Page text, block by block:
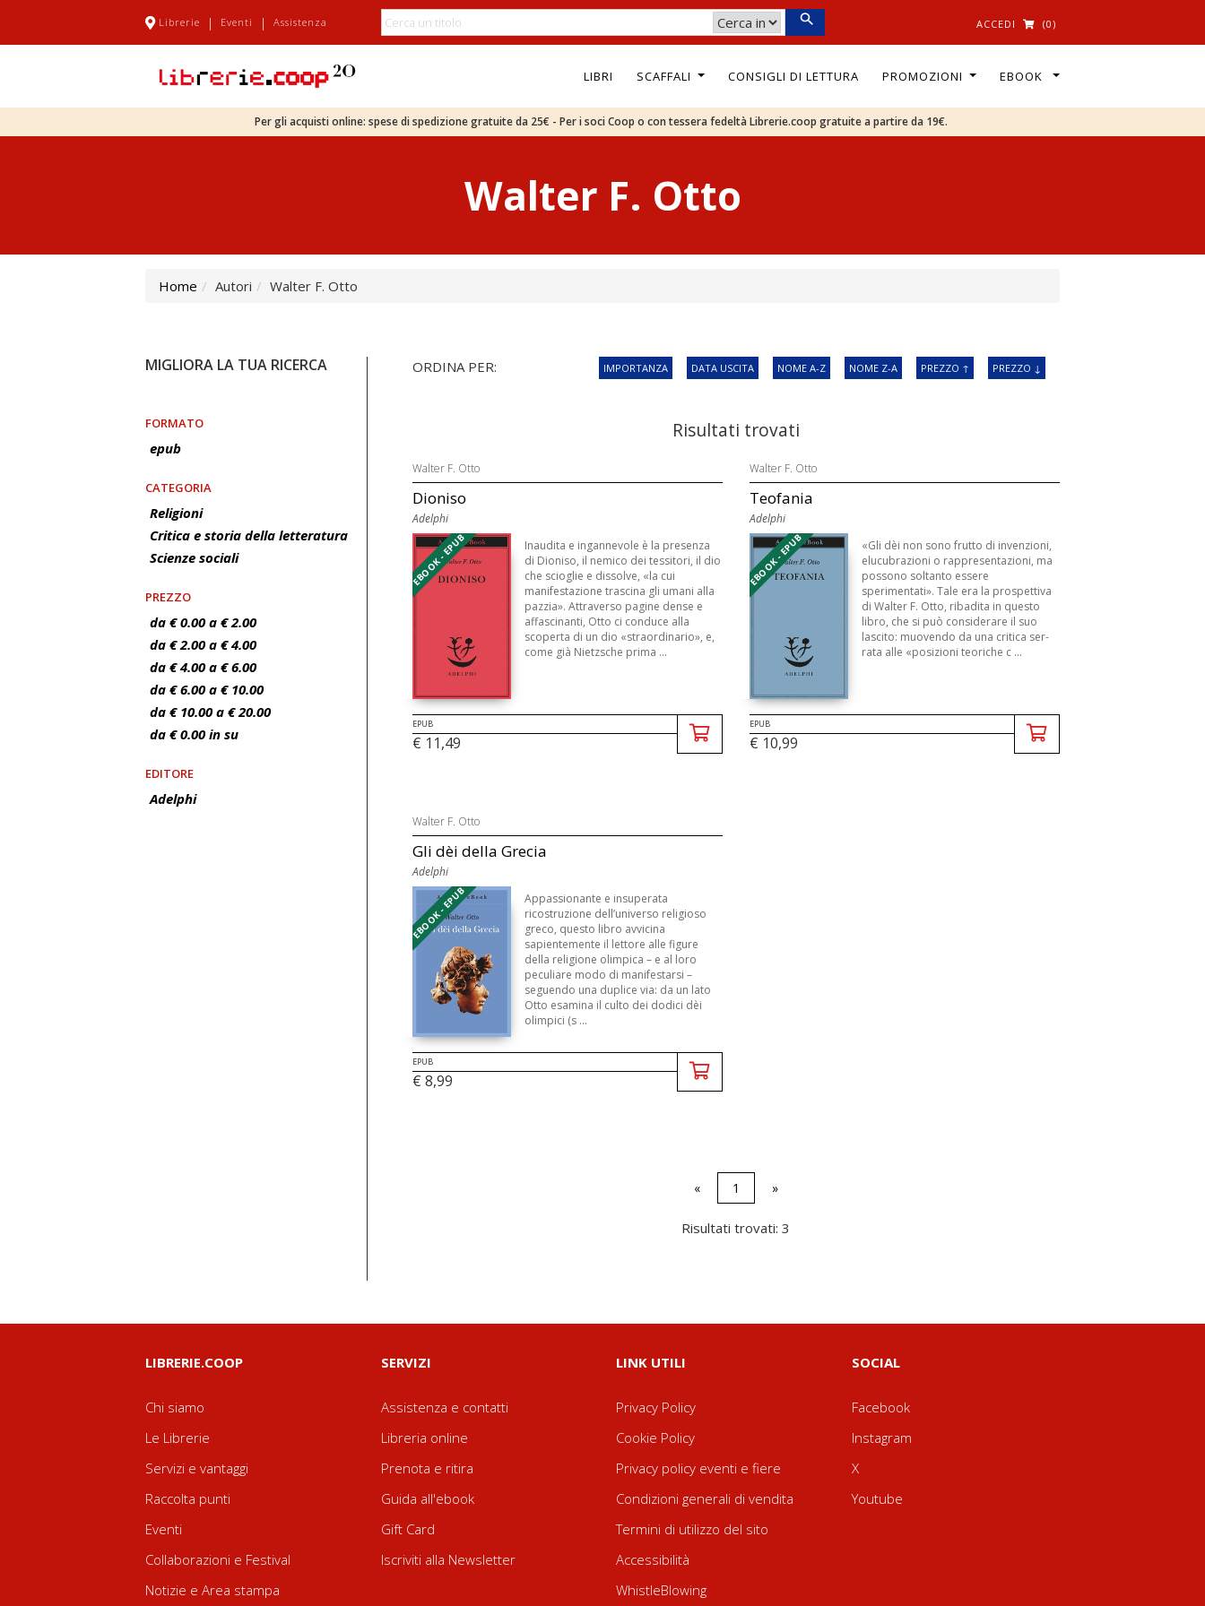
Librerie | Eventi | Assistenza ACCEDI (0)
LIBRI SCAFFALI CONSIGLI DI LETTURA PROMOZIONI EBOOK
Per gli acquisti online: spese di spedizione gratuite da 25€ - Per i soci Coop o con tessera fedeltà Librerie.coop gratuite a partire da 19€.
Walter F. Otto
Home Autori Walter F. Otto
MIGLIORA LA TUA RICERCA
FORMATO
epub
CATEGORIA
Religioni
Critica e storia della letteratura
Scienze sociali
PREZZO
da € 0.00 a € 2.00
da € 2.00 a € 4.00
da € 4.00 a € 6.00
da € 6.00 a € 10.00
da € 10.00 a € 20.00
da € 0.00 in su
EDITORE
Adelphi
ORDINA PER: IMPORTANZA DATA USCITA NOME A-Z NOME Z-A PREZZO ↑ PREZZO ↓
Risultati trovati
Walter F. Otto
Dioniso
Adelphi
EBOOK - EPUB
Inaudita e ingannevole è la presenza
di Dioniso, il nemico dei tessitori, il dio
che scioglie e dissolve, «la cui
manifestazione trascina gli umani alla
pazzia». Attraverso pagine dense e
affascinanti, Otto ci conduce alla
scoperta di un dio «straordinario», e,
come già Nietzsche prima ...
EPUB
€ 11,49
Walter F. Otto
Teofania
Adelphi
EBOOK - EPUB
«Gli dèi non sono frutto di invenzioni,
elucubra­zioni o rappresentazioni, ma
possono soltanto esse­re
sperimentati». Tale era la prospettiva
di Walter F. Otto, ribadita in questo
libro, che si può consi­derare il suo
lascito: muovendo da una critica ser­
rata alle «posizioni teoriche c ...
EPUB
€ 10,99
Walter F. Otto
Gli dèi della Grecia
Adelphi
EBOOK - EPUB
Appassionante e insuperata
ricostruzione dell’universo religioso
greco, questo libro avvicina
sapientemente il lettore alle figure
della religione olimpica – e al loro
peculiare modo di manifestarsi –
seguendo una duplice via: da un lato
Otto esamina il culto dei dodici dèi
olimpici (s ...
EPUB
€ 8,99
« 1 »
Risultati trovati: 3
LIBRERIE.COOP
Chi siamo
Le Librerie
Servizi e vantaggi
Raccolta punti
Eventi
Collaborazioni e Festival
Notizie e Area stampa
SERVIZI
Assistenza e contatti
Libreria online
Prenota e ritira
Guida all'ebook
Gift Card
Iscriviti alla Newsletter
LINK UTILI
Privacy Policy
Cookie Policy
Privacy policy eventi e fiere
Condizioni generali di vendita
Termini di utilizzo del sito
Accessibilità
WhistleBlowing
SOCIAL
Facebook
Instagram
X
Youtube